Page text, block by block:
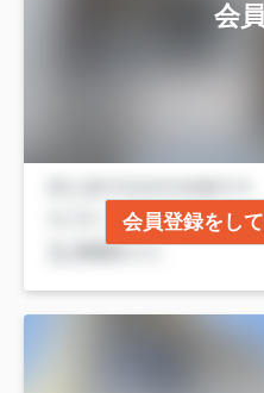
会
会員登録をし